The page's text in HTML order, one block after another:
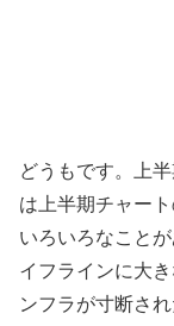
どうもです。上
は上半期チャー
いろいろなこと
イフラインに大
ンフラが寸断さ